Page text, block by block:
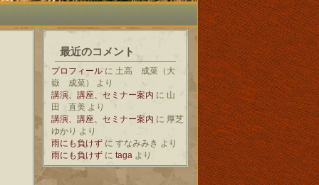
最近のコメント
プロフィール に 土高 成菜（大
嶽 成菜）
より
講演、講座、セミナー案内 に 山
田 直美 より
講演、講座、セミナー案内 に 厚芝
ゆかり より
雨にも負けず に すなみみき より
雨にも負けず に taga より